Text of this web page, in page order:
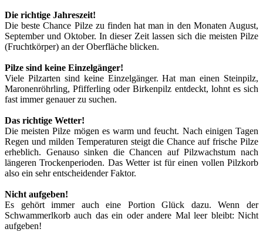
Die richtige Jahreszeit!
Die beste Chance Pilze zu finden hat man in den Monaten August,
September und Oktober. In dieser Zeit lassen sich die meisten Pilze
(Fruchtkörper) an der Oberfläche blicken.
Pilze sind keine Einzelgänger!
Viele Pilzarten sind keine Einzelgänger. Hat man einen Steinpilz,
Maronenröhrling, Pfifferling oder Birkenpilz entdeckt, lohnt es sich
fast immer genauer zu suchen.
Das richtige Wetter!
Die meisten Pilze mögen es warm und feucht. Nach einigen Tagen
Regen und milden Temperaturen steigt die Chance auf frische Pilze
erheblich. Genauso sinken die Chancen auf Pilzwachstum nach
längeren Trockenperioden. Das Wetter ist für einen vollen Pilzkorb
also ein sehr entscheidender Faktor.
Nicht aufgeben!
Es gehört immer auch eine Portion Glück dazu. Wenn der
Schwammerlkorb auch das ein oder andere Mal leer bleibt: Nicht
aufgeben!